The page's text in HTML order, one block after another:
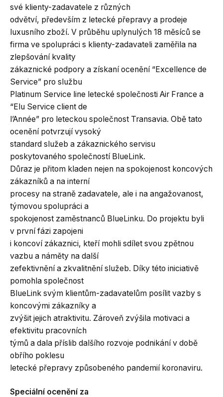
své klienty-zadavatele z různých
odvětví, především z letecké přepravy a prodeje
luxusního zboží. V průběhu uplynulých 18 měsíců se
firma ve spolupráci s klienty-zadavateli zaměřila na
zlepšování kvality
zákaznické podpory a získaní ocenění “Excellence de
Service” pro službu
Platinum Service line letecké společnosti Air France a
“Elu Service client de
l’Année” pro leteckou společnost Transavia. Obě tato
ocenění potvrzují vysoký
standard služeb a zákaznického servisu
poskytovaného společností BlueLink.
Důraz je přitom kladen nejen na spokojenost koncových
zákazníků a na interní
procesy na straně zadavatele, ale i na angažovanost,
týmovou spolupráci a
spokojenost zaměstnanců BlueLinku. Do projektu byli
v první fázi zapojeni
i koncoví zákaznici, kteří mohli sdílet svou zpětnou
vazbu a náměty na další
zefektivnění a zkvalitnění služeb. Díky této iniciativě
pomohla společnost
BlueLink svým klientům-zadavatelům posílit vazby s
koncovými zákazníky a
zvýšit jejich atraktivitu. Zároveň zvýšila motivaci a
efektivitu pracovních
týmů a dala příslib dalšího rozvoje podnikání v době
obřího poklesu
letecké přepravy způsobeného pandemií koronaviru.
Speciální ocenění za